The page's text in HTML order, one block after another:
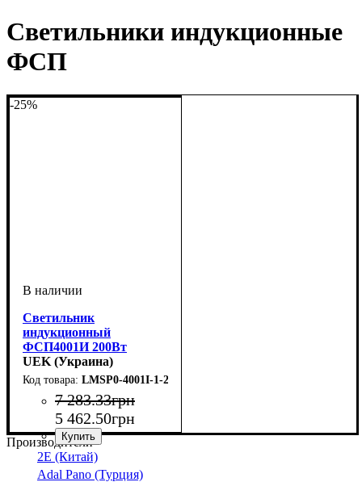
Светильники индукционные
ФСП
-25%
Светильник
индукционный
ФСП4001И 200Вт
UEK (Украина)
LMSP0-4001I-1-200-K03
7 283.33грн
5 462.50грн
Мощность, Вт
Устройство : Светильник
Тип лампы : Индукционная,
Газоразрядная
Форм-фактор
Тип освещения
Промышленное
Размер,мм (Д*Ш*Г)
540*532
Производители
2E (Китай)
Adal Pano (Турция)